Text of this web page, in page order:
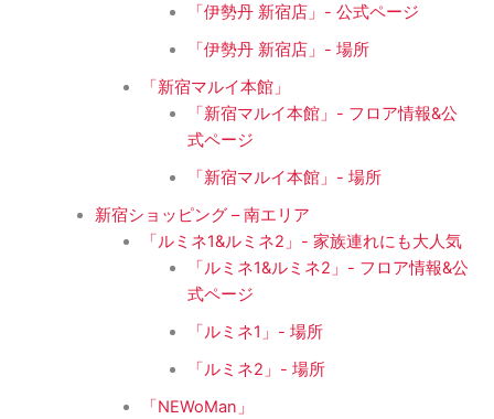
「伊勢丹 新宿店」- 公式ページ
「伊勢丹 新宿店」- 場所
「新宿マルイ本館」
「新宿マルイ本館」- フロア情報&公
式ページ
「新宿マルイ本館」- 場所
新宿ショッピング – 南エリア
「ルミネ1&ルミネ2」- 家族連れにも大人気
「ルミネ1&ルミネ2」- フロア情報&公
式ページ
「ルミネ1」- 場所
「ルミネ2」- 場所
「NEWoMan」